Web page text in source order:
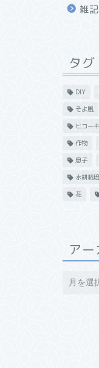
雑記
タグ
DIY
そよ風
ヒコー
作物
息子
水耕栽培
花
アー